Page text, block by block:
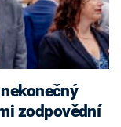
zodpovědní